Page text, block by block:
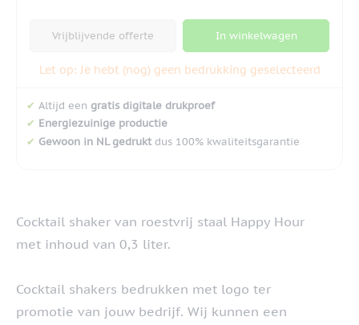
Vrijblijvende offerte In winkelwagen
Let op: Je hebt (nog) geen bedrukking geselecteerd
✔ Altijd een gratis digitale drukproef
✔ Energiezuinige productie
✔ Gewoon in NL gedruktdus 100% kwaliteitsgarantie
Cocktail shaker van roestvrij staal Happy Hour
met inhoud van 0,3 liter.
Cocktail shakers bedrukken met logo ter
promotie van jouw bedrijf. Wij kunnen een